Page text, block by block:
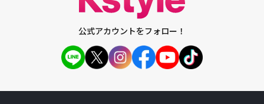
公式アカウントをフォロー！